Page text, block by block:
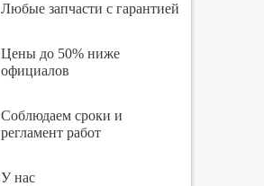
Любые запчасти с гарантией
Цены до 50% ниже
официалов
Соблюдаем сроки и
регламент работ
У нас